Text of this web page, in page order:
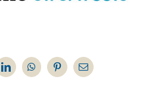
LinkedInWhatsAppPinterestEmail